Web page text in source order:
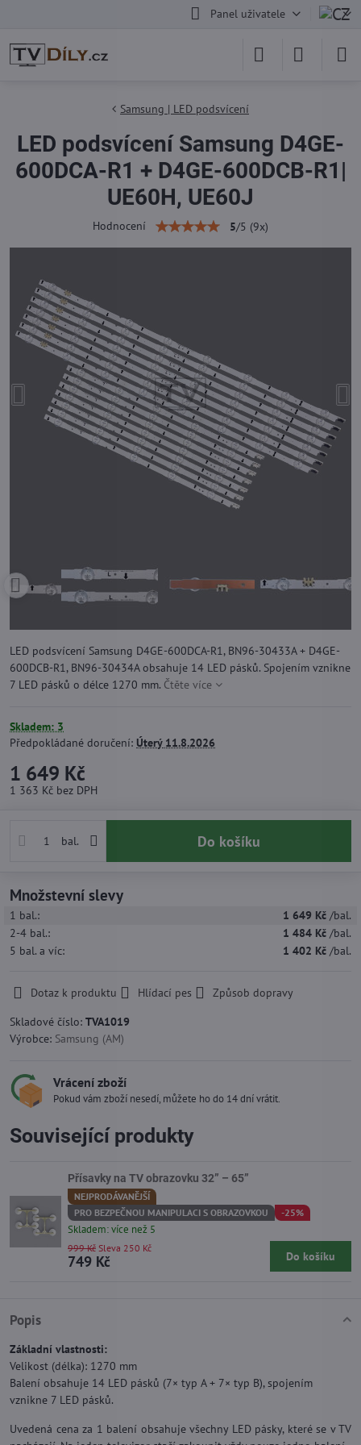
Panel uživatele
Samsung | LED podsvícení
LED podsvícení Samsung D4GE-
600DCA-R1 + D4GE-600DCB-R1|
UE60H, UE60J
Hodnocení 5/5 (9x)
LED podsvícení Samsung D4GE-600DCA-R1, BN96-30433A + D4GE-
600DCB-R1, BN96-30434A obsahuje 14 LED pásků. Spojením vznikne
7 LED pásků o délce 1270 mm. Čtěte více
Skladem: 3
Předpokládané doručení: Úterý11.8.2026
1 649 Kč
1 363 Kč bez DPH
bal. Do košíku
Množstevní slevy
1 bal.: 1 649 Kč /bal.
2-4 bal.: 1 484 Kč /bal.
5 bal. a víc: 1 402 Kč /bal.
Dotaz k produktu Hlídací pes
Způsob dopravy
Skladové číslo: TVA1019
Výrobce: Samsung (AM)
Vrácení zboží
Pokud vám zboží nesedí, můžete ho do 14 dní vrátit.
Popis
Základní vlastnosti:
Velikost (délka): 1270 mm
Balení obsahuje 14 LED pásků (7× typ A + 7× typ B), spojením
vznikne 7 LED pásků.
Uvedená cena za 1 balení obsahuje všechny LED pásky, které se v TV
Související produkty
Přísavky na TV obrazovku 32” – 65”
NEJPRODÁVANĚJŠÍ
PRO BEZPEČNOU MANIPULACI S OBRAZOVKOU
-25%
Skladem: více než 5
749 Kč
999 Kč Sleva 250 Kč
Do košíku